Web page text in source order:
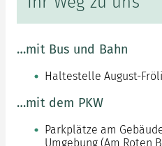
…mit Bus und Bahn
Haltestelle August-
…mit dem PKW
Parkplätze am
Umgebung (Am Roten